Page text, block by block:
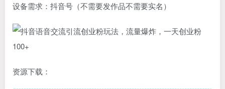
设备需求：抖音号（不需要发作品不需要实名）
资源下载：